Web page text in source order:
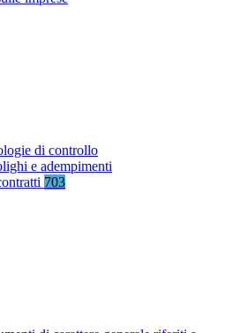
di controllo
e adempimenti
703